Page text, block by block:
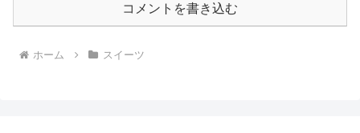
コメントを書き込む
ホーム スイーツ